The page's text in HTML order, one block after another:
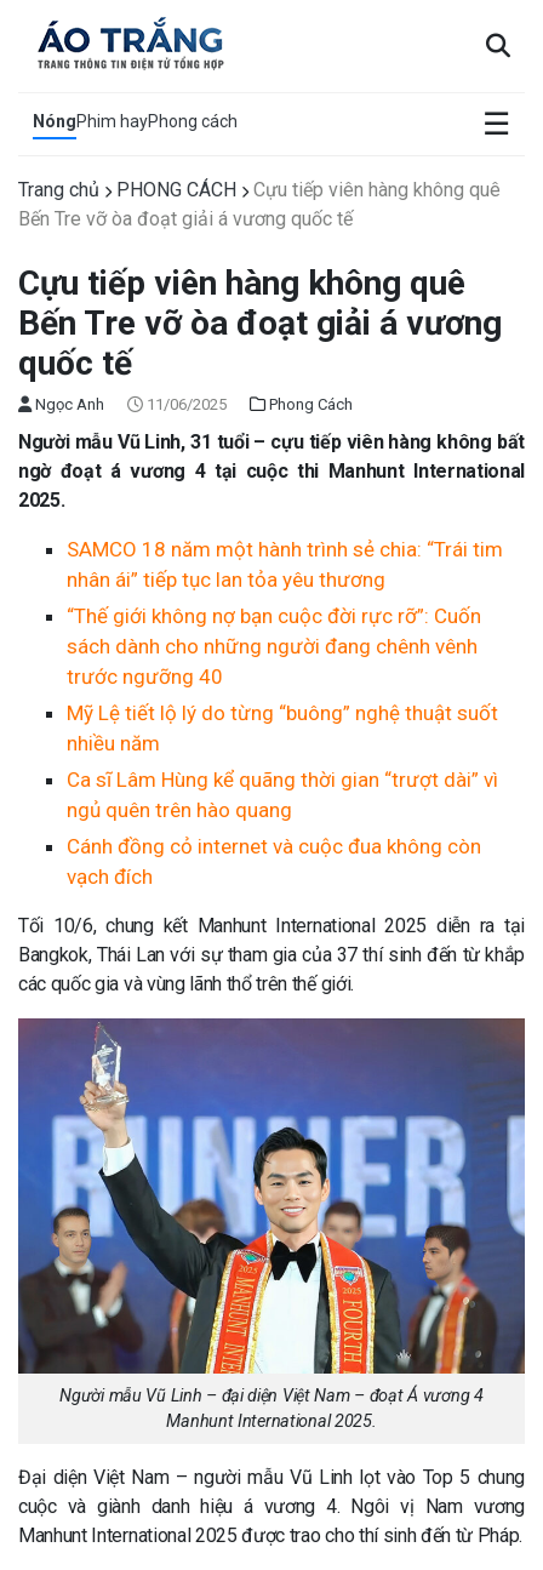
NóngPhim hayPhong cách ☰
×
Trang chủ PHONG CÁCH
Cựu tiếp viên hàng không quê
Bến Tre vỡ òa đoạt giải á vương quốc tế
Cựu tiếp viên hàng không quê
Bến Tre vỡ òa đoạt giải á vương
quốc tế
Ngọc Anh 11/06/2025 Phong Cách
Người mẫu Vũ Linh, 31 tuổi – cựu tiếp viên hàng không bất
ngờ đoạt á vương 4 tại cuộc thi Manhunt International
2025.
SAMCO 18 năm một hành trình sẻ chia: “Trái tim
nhân ái” tiếp tục lan tỏa yêu thương
“Thế giới không nợ bạn cuộc đời rực rỡ”: Cuốn
sách dành cho những người đang chênh vênh
trước ngưỡng 40
Mỹ Lệ tiết lộ lý do từng “buông” nghệ thuật suốt
nhiều năm
Ca sĩ Lâm Hùng kể quãng thời gian “trượt dài” vì
ngủ quên trên hào quang
Cánh đồng cỏ internet và cuộc đua không còn
vạch đích
Tối 10/6, chung kết Manhunt International 2025 diễn ra tại
Bangkok, Thái Lan với sự tham gia của 37 thí sinh đến từ khắp
các quốc gia và vùng lãnh thổ trên thế giới.
Người mẫu Vũ Linh – đại diện Việt Nam – đoạt Á vương 4
Manhunt International 2025.
Đại diện Việt Nam – người mẫu Vũ Linh lọt vào Top 5 chung
cuộc và giành danh hiệu á vương 4. Ngôi vị Nam vương
Manhunt International 2025 được trao cho thí sinh đến từ Pháp.